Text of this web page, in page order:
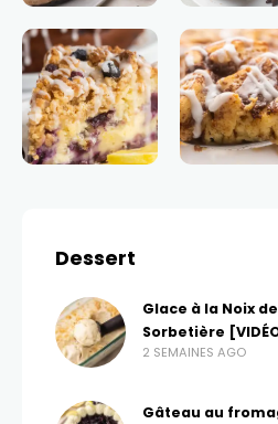
Dessert
Glace à la Noix
Sorbetière
2 SEMAINES AGO
Gâteau au